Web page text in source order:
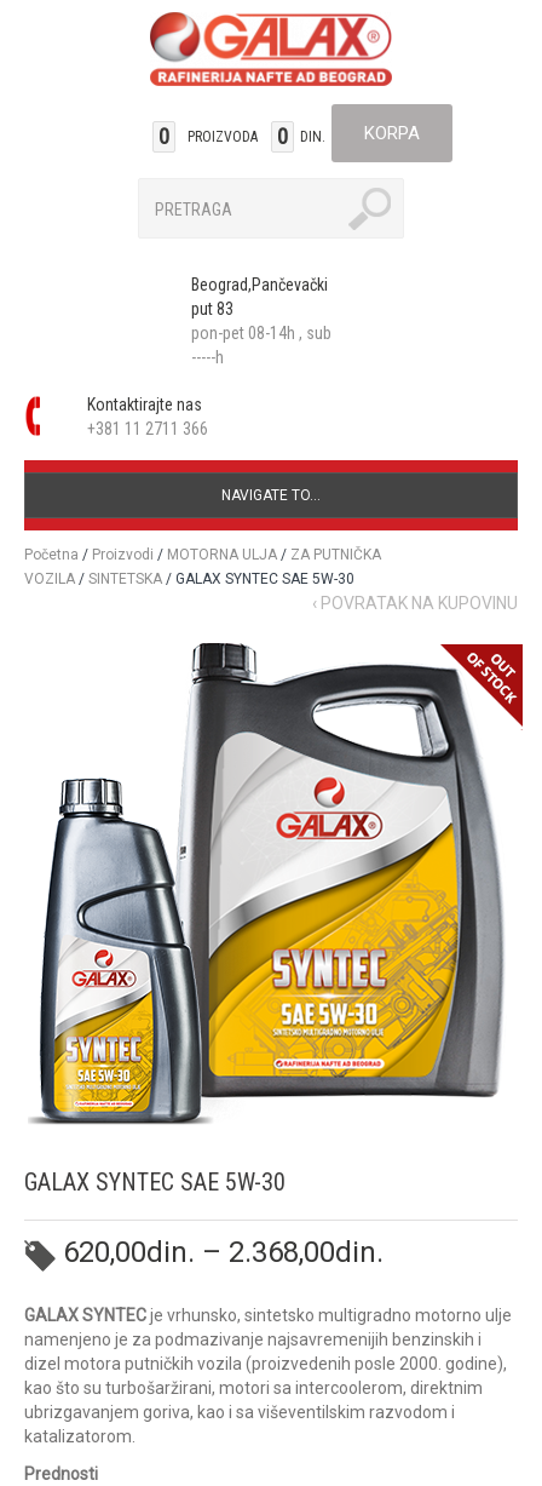
0 PROIZVODA 0 DIN. KORPA
Beograd,Pančevački
put 83
pon-pet 08-14h , sub
-----h
Kontaktirajte nas
+381 11 2711 366
NAVIGATE TO...
Početna / Proizvodi / MOTORNA ULJA / ZA PUTNIČKA
VOZILA / SINTETSKA / GALAX SYNTEC SAE 5W-30
‹ POVRATAK NA KUPOVINU
GALAX SYNTEC SAE 5W-30
620,00din. – 2.368,00din.
GALAX SYNTECje vrhunsko, sintetsko multigradno motorno ulje
namenjeno je za podmazivanje najsavremenijih benzinskih i
dizel motora putničkih vozila (proizvedenih posle 2000. godine),
kao što su turbošaržirani, motori sa intercoolerom, direktnim
ubrizgavanjem goriva, kao i sa viševentilskim razvodom i
katalizatorom.
Prednosti